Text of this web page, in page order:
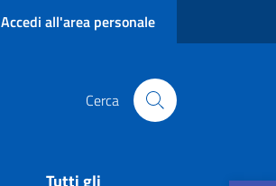
Accedi all'area personale
Cerca
Tutti gli